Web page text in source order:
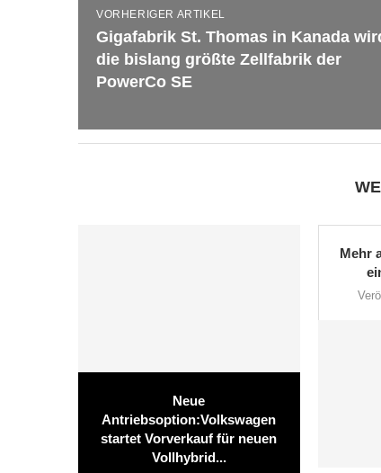
VORHERIGER ARTIKEL
Gigafabrik St. Thomas in Kanada
die bislang größte Zellfabrik der
PowerCo SE
Neue
Antriebsoption:Volkswagen
startet Vorverkauf für neuen
Vollhybrid...
Mehr